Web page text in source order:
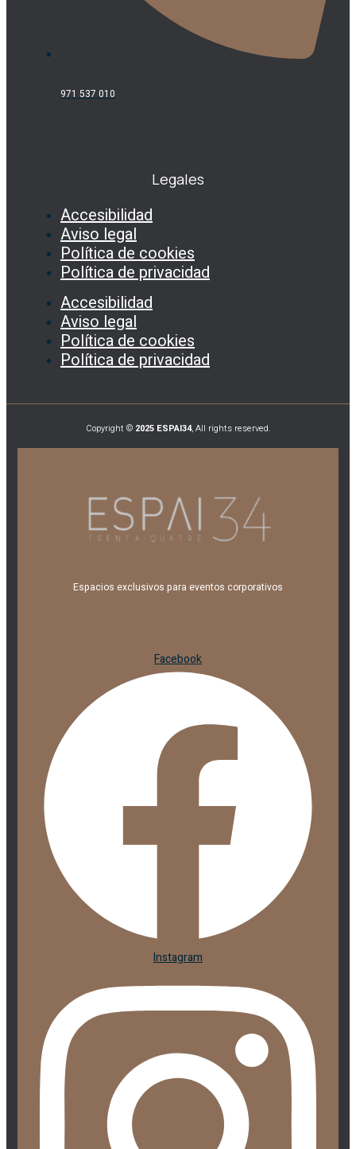
971 537 010
Legales
Accesibilidad
Aviso legal
Política de cookies
Política de privacidad
Accesibilidad
Aviso legal
Política de cookies
Política de privacidad
Copyright ©2025 ESPAI34, All rights reserved.
Espacios exclusivos para eventos corporativos
Facebook
Instagram